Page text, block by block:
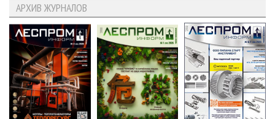
АРХИВ ЖУРНАЛОВ